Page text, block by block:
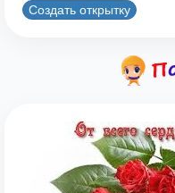
Создать открытку